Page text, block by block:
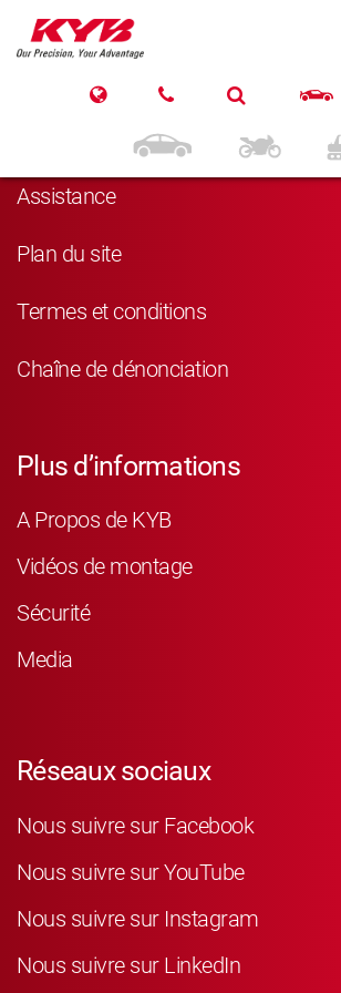
Navigation
Assistance
Plan du site
Termes et conditions
Chaîne de dénonciation
Plus d’informations
A Propos de KYB
Vidéos de montage
Sécurité
Media
Réseaux sociaux
Nous suivre sur Facebook
Nous suivre sur YouTube
Nous suivre sur Instagram
Nous suivre sur LinkedIn